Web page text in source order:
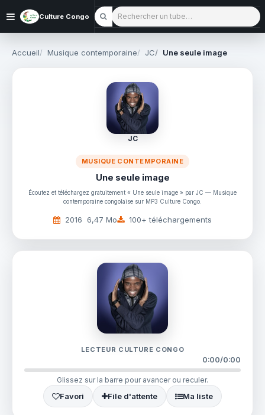
Culture Congo Rechercher un tube
Accueil Musique contemporaine JC Une seule image
JC
MUSIQUE CONTEMPORAINE
Une seule image
Écoutez et téléchargez gratuitement « Une seule image » par JC — Musique
contemporaine congolaise sur MP3 Culture Congo.
2016 6,47 Mo 100+ téléchargements
LECTEUR CULTURE CONGO
0:00/0:00
Glissez sur la barre pour avancer ou reculer.
Favori File d'attente Ma liste